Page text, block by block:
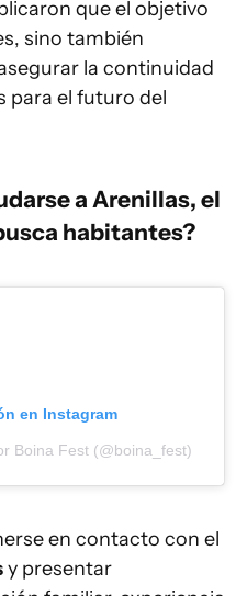
que el objetivo
sino también
la continuidad
para el futuro del
a Arenillas, el
habitantes?
en Instagram
Boina Fest (@boina_fest)
en contacto con el
y presentar